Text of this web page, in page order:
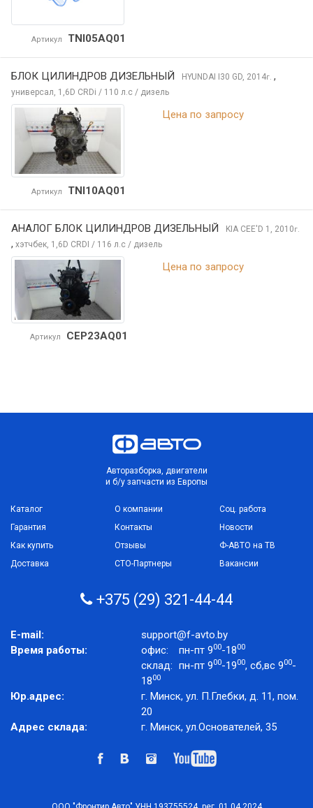
Артикул TNI05AQ01
БЛОК ЦИЛИНДРОВ ДИЗЕЛЬНЫЙ HYUNDAI I30 GD, 2014г. ,
универсал, 1,6D CRDi / 110 л.с / дизель
Артикул TNI10AQ01
Цена по запросу
АНАЛОГ БЛОК ЦИЛИНДРОВ ДИЗЕЛЬНЫЙ KIA CEE'D 1, 2010г.
, хэтчбек, 1,6D CRDI / 116 л.с / дизель
Артикул CEP23AQ01
Цена по запросу
Авторазборка, двигатели
и б/у запчасти из Европы
Каталог
Гарантия
Как купить
Доставка
О компании
Контакты
Отзывы
СТО-Партнеры
Соц. работа
Новости
Ф-АВТО на ТВ
Вакансии
+375 (29) 321-44-44
E-mail:
support@f-avto.by
Время работы:
офис: пн-пт 900-1800
склад: пн-пт 900-1900, сб,вс 900-
1800
Юр.адрес:
г. Минск, ул. П.Глебки, д. 11, пом.
20
Адрес склада:
г. Минск, ул.Основателей, 35